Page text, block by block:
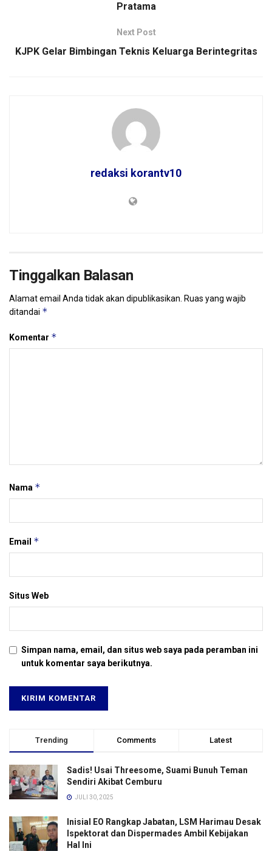
Pratama
Next Post
KJPK Gelar Bimbingan Teknis Keluarga Berintegritas
redaksi korantv10
Tinggalkan Balasan
Alamat email Anda tidak akan dipublikasikan. Ruas yang wajib
ditandai *
Komentar *
Nama *
Email *
Situs Web
Simpan nama, email, dan situs web saya pada peramban ini
untuk komentar saya berikutnya.
Trending Comments Latest
Sadis! Usai Threesome, Suami Bunuh Teman
Sendiri Akibat Cemburu
JULI 30, 2025
Inisial EO Rangkap Jabatan, LSM Harimau Desak
Ispektorat dan Dispermades Ambil Kebijakan
Hal Ini